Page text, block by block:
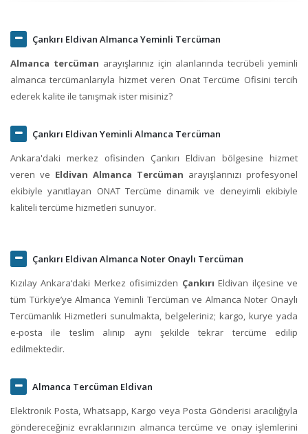
Çankırı Eldivan Almanca Yeminli Tercüman
Almanca tercüman arayışlarınız için alanlarında tecrübeli yeminli
almanca tercümanlarıyla hizmet veren Onat Tercüme Ofisini tercih
ederek kalite ile tanışmak ister misiniz?
Çankırı Eldivan Yeminli Almanca Tercüman
Ankara'daki merkez ofisinden Çankırı Eldivan bölgesine hizmet
veren ve Eldivan Almanca Tercüman arayışlarınızı profesyonel
ekibiyle yanıtlayan ONAT Tercüme dinamik ve deneyimli ekibiyle
kaliteli tercüme hizmetleri sunuyor.
Çankırı Eldivan Almanca Noter Onaylı Tercüman
Kızılay Ankara‘daki Merkez ofisimizden Çankırı Eldivan ilçesine ve
tüm Türkiye’ye Almanca Yeminli Tercüman ve Almanca Noter Onaylı
Tercümanlık Hizmetleri sunulmakta, belgeleriniz; kargo, kurye yada
e-posta ile teslim alınıp aynı şekilde tekrar tercüme edilip
edilmektedir.
Almanca Tercüman Eldivan
Elektronik Posta, Whatsapp, Kargo veya Posta Gönderisi aracılığıyla
göndereceğiniz evraklarınızın almanca tercüme ve onay işlemlerini